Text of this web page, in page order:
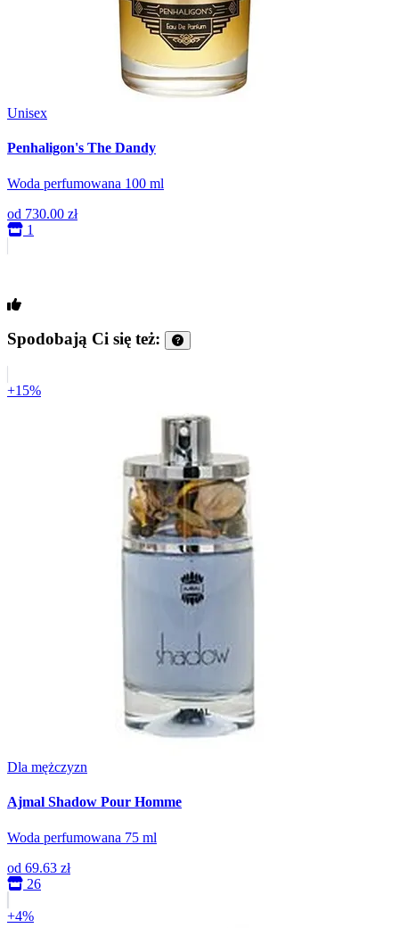
Unisex
Penhaligon's The Dandy
Woda perfumowana 100 ml
od 730.00 zł
1
Spodobają Ci się też:
+15%
Dla mężczyzn
Ajmal Shadow Pour Homme
Woda perfumowana 75 ml
od 69.63 zł
26
+4%